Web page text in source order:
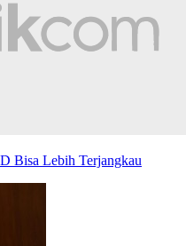
Bisa Lebih Terjangkau